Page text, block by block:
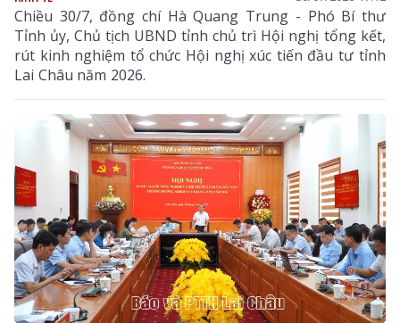
Chiều 30/7, đồng chí Hà Quang Trung - Phó Bí thư
Tỉnh ủy, Chủ tịch UBND tỉnh chủ trì Hội nghị tổng kết,
rút kinh nghiệm tổ chức Hội nghị xúc tiến đầu tư tỉnh
Lai Châu năm 2026.